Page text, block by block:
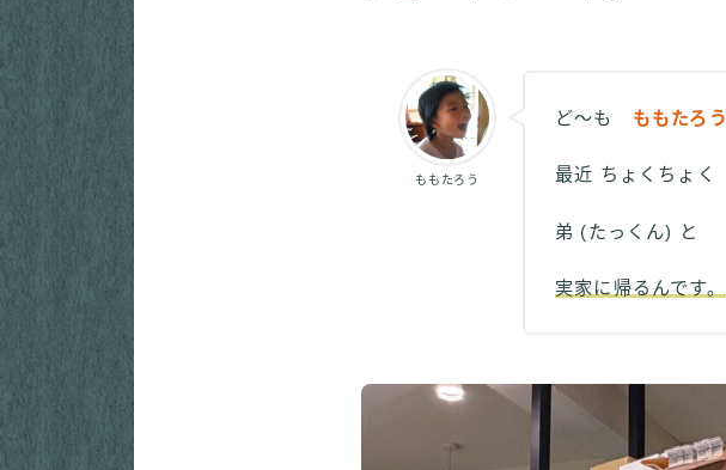
ももたろう
ど～も ももたろう
最近 ちょくちょく
弟 (たっくん) と
実家に帰るんです。